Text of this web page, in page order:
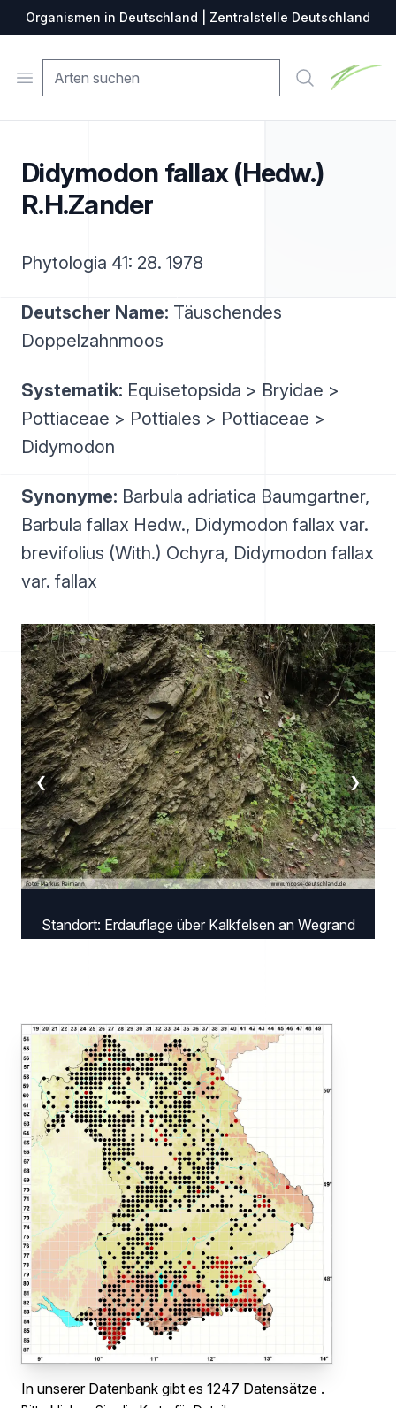
Organismen in Deutschland | Zentralstelle Deutschland
Open menu Suche
Didymodon fallax (Hedw.)
R.H.Zander
Phytologia 41: 28. 1978
Deutscher Name: Täuschendes
Doppelzahnmoos
Systematik: Equisetopsida > Bryidae >
Pottiaceae > Pottiales > Pottiaceae >
Didymodon
Synonyme: Barbula adriatica Baumgartner,
Barbula fallax Hedw., Didymodon fallax var.
brevifolius (With.) Ochyra, Didymodon fallax
var. fallax
Standort: Erdauflage über Kalkfelsen an Wegrand
❮ ❯
In unserer Datenbank gibt es 1247 Datensätze .